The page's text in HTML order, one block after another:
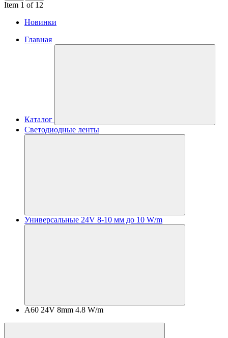
Item 1 of 12
Новинки
Главная
Каталог
Светодиодные ленты
Универсальные 24V 8-10 мм до 10 W/m
A60 24V 8mm 4.8 W/m